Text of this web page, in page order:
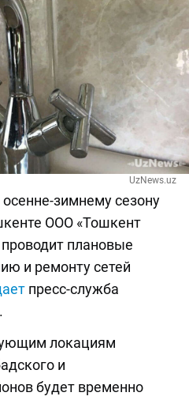
UzNews.uz
зимнему сезону
ООО «Тошкент
плановые
и ремонту сетей
пресс-служба
локациям
и
будет временно